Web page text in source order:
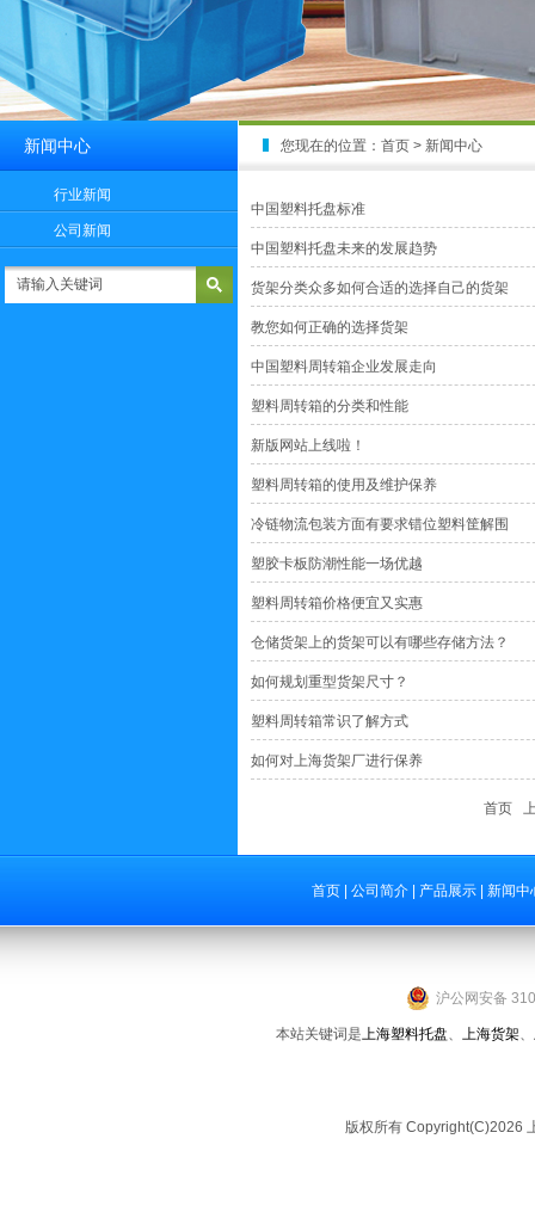
新闻中心
行业新闻
公司新闻
您现在的位置： 首页 > 新闻中心
中国塑料托盘标准
中国塑料托盘未来的发展趋势
货架分类众多如何合适的选择自己的货架
教您如何正确的选择货架
中国塑料周转箱企业发展走向
塑料周转箱的分类和性能
新版网站上线啦！
塑料周转箱的使用及维护保养
冷链物流包装方面有要求错位塑料筐解围
塑胶卡板防潮性能一场优越
塑料周转箱价格便宜又实惠
仓储货架上的货架可以有哪些存储方法？
如何规划重型货架尺寸？
塑料周转箱常识了解方式
如何对上海货架厂进行保养
首页
首页 公司简介 产品展示 新闻中
本站关键词是上海塑料托盘、 上海货架、
版权所有 Copyright(C)2026
沪公网安备